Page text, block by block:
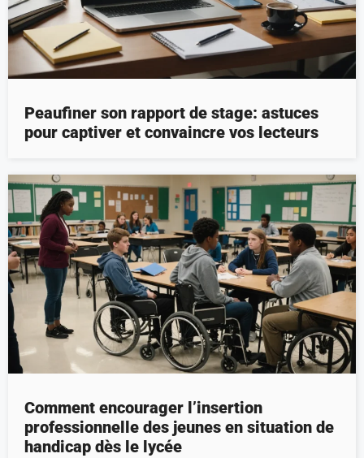
Peaufiner son rapport de stage: astuces
pour captiver et convaincre vos lecteurs
Comment encourager l’insertion
professionnelle des jeunes en situation de
handicap dès le lycée